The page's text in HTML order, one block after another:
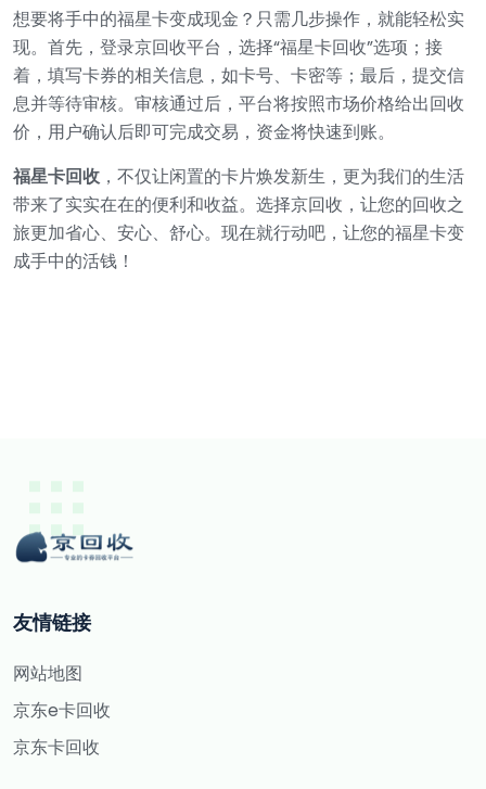
想要将手中的福星卡变成现金？只需几步操作，就能轻松实
现。首先，登录京回收平台，选择“福星卡回收”选项；接
着，填写卡券的相关信息，如卡号、卡密等；最后，提交信
息并等待审核。审核通过后，平台将按照市场价格给出回收
价，用户确认后即可完成交易，资金将快速到账。
福星卡回收，不仅让闲置的卡片焕发新生，更为我们的生活
带来了实实在在的便利和收益。选择京回收，让您的回收之
旅更加省心、安心、舒心。现在就行动吧，让您的福星卡变
成手中的活钱！
友情链接
网站地图
京东e卡回收
京东卡回收